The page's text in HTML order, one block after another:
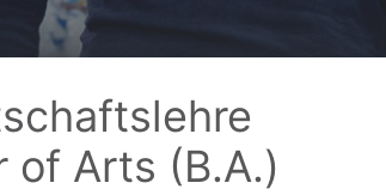
of Arts (B.A.)